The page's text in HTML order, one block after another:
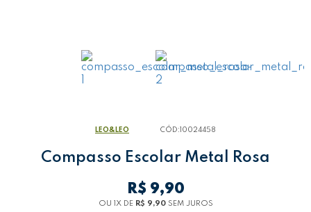
LEO&LEO CÓD: 10024458
Compasso Escolar Metal Rosa
R$ 9,90
OU 1XDE R$ 9,90SEM JUROS